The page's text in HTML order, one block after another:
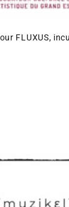
FLUXUS,